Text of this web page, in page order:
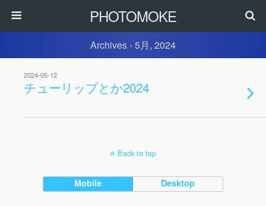
PHOTOMOKE
Archives › 5月, 2024
2024-05-12
チューリップとか2024
Back to top
Mobile Desktop